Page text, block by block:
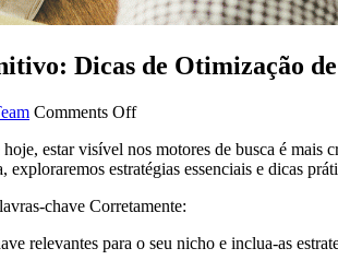
Dicas de Otimização
Comments Off
estar visível nos motores de busca é mais
exploraremos estratégias essenciais e dicas
chave Corretamente:
relevantes para o seu nicho e inclua-as